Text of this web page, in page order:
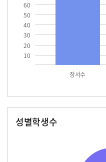
10
20
30
40
50
60
장서수
성별학생수